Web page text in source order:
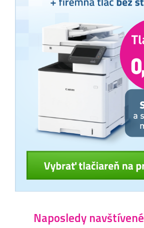
Naposledy navštívené